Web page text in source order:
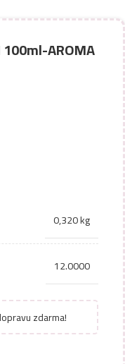
AROMA
0,320 kg
12.0000
zdarma!